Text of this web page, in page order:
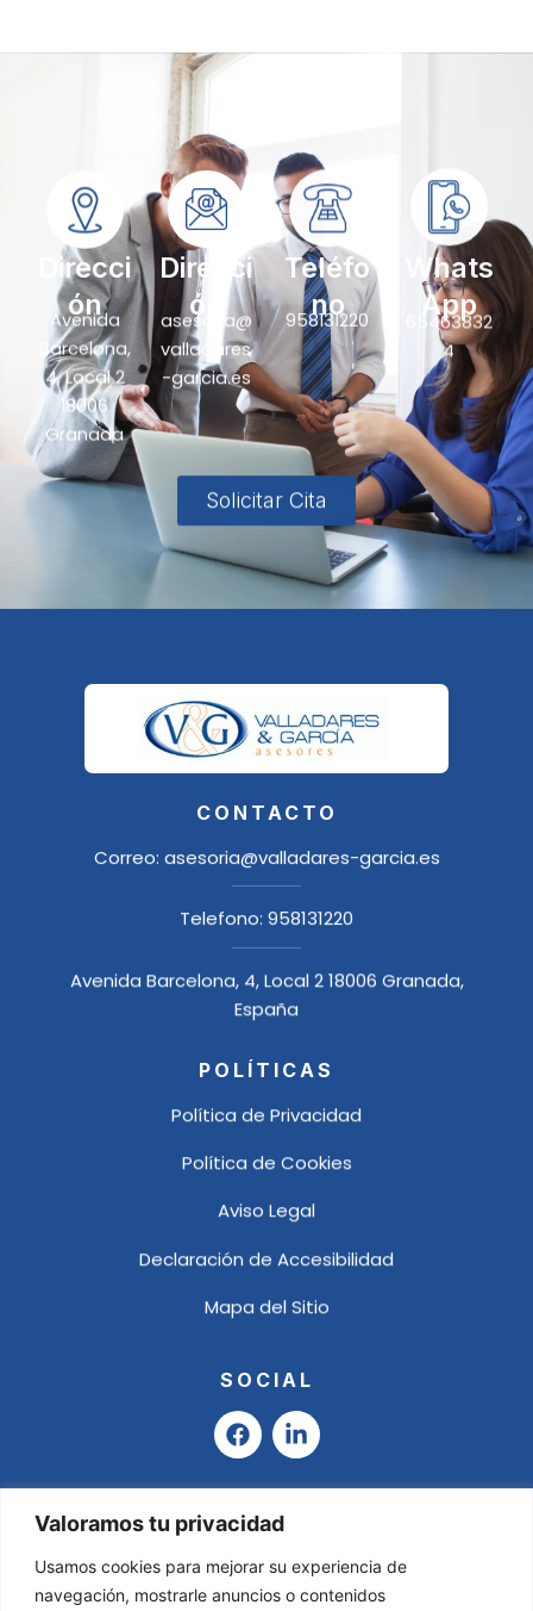
Valoramos tu privacidad
Usamos cookies para mejorar su experiencia de
navegación, mostrarle anuncios o contenidos
Direcci
ón
Avenida
Barcelona,
4, Local 2
18006
Granada
Direcci
ón
asesoria@
valladares
-garcia.es
Teléfo
no
958131220
Whats
App
65463832
4
Solicitar Cita
CONTACTO
Correo: asesoria@valladares-garcia.es
Telefono: 958131220
Avenida Barcelona, 4, Local 2 18006 Granada,
España
POLÍTICAS
Política de Privacidad
Política de Cookies
Aviso Legal
Declaración de Accesibilidad
Mapa del Sitio
SOCIAL
F
a
e
b
o
o
k
L
i
k
i
n